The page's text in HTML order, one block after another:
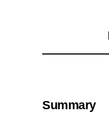
Summary